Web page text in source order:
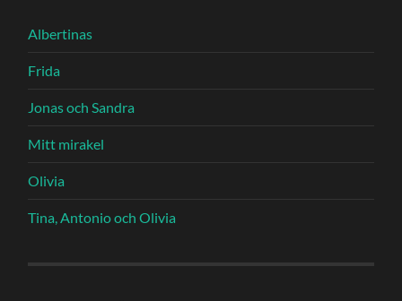
Albertinas
Frida
Jonas och Sandra
Mitt mirakel
Olivia
Tina, Antonio och Olivia